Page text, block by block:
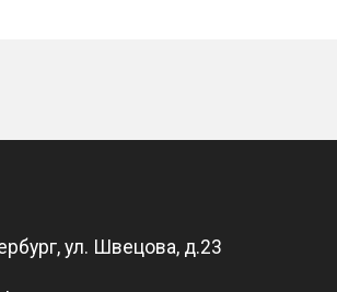
ул. Швецова, д.23